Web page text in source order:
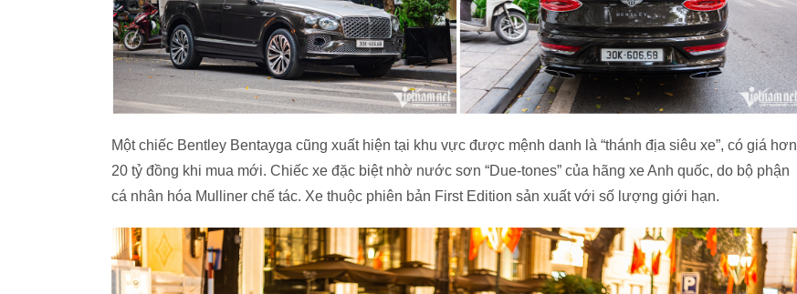
Một chiếc Bentley Bentayga cũng xuất hiện tại khu vực được mệnh danh là “thánh địa siêu xe”, có giá hơn
20 tỷ đồng khi mua mới. Chiếc xe đặc biệt nhờ nước sơn “Due-tones” của hãng xe Anh quốc, do bộ phận
cá nhân hóa Mulliner chế tác. Xe thuộc phiên bản First Edition sản xuất với số lượng giới hạn.